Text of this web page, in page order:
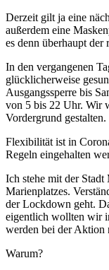
Derzeit gilt ja eine
außerdem eine
es denn überhaupt
In den vergangenen
glücklicherweise
Ausgangssperre bis
von 5 bis 22 Uhr. Wir
Vordergrund gestalten.
Flexibilität ist in
Regeln eingehalten
Ich stehe mit der
Marienplatzes.
der Lockdown geht.
eigentlich wollten wir
werden bei der Aktion
Warum?